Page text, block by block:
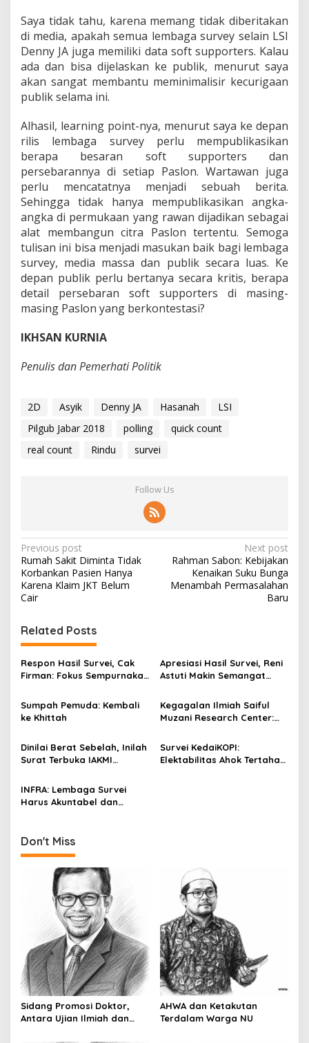
Saya tidak tahu, karena memang tidak diberitakan
di media, apakah semua lembaga survey selain LSI
Denny JA juga memiliki data soft supporters. Kalau
ada dan bisa dijelaskan ke publik, menurut saya
akan sangat membantu meminimalisir kecurigaan
publik selama ini.
Alhasil, learning point-nya, menurut saya ke depan
rilis lembaga survey perlu mempublikasikan
berapa besaran soft supporters dan
persebarannya di setiap Paslon. Wartawan juga
perlu mencatatnya menjadi sebuah berita.
Sehingga tidak hanya mempublikasikan angka-
angka di permukaan yang rawan dijadikan sebagai
alat membangun citra Paslon tertentu. Semoga
tulisan ini bisa menjadi masukan baik bagi lembaga
survey, media massa dan publik secara luas. Ke
depan publik perlu bertanya secara kritis, berapa
detail persebaran soft supporters di masing-
masing Paslon yang berkontestasi?
IKHSAN KURNIA
Penulis dan Pemerhati Politik
2D Asyik Denny JA Hasanah
LSI
Pilgub Jabar 2018
polling
quick count
real count
Rindu survei
Follow Us
P
o
s
t
n
a
v
i
g
a
t
i
o
n
Previous post
Rumah Sakit Diminta Tidak
Korbankan Pasien Hanya
Karena Klaim JKT Belum
Cair
Next post
Rahman Sabon: Kebijakan
Kenaikan Suku Bunga
Menambah Permasalahan
Baru
Related Posts
Respon Hasil Survei, Cak
Firman: Fokus Sempurnakan
Serahkan Pada Allah
Apresiasi Hasil Survei, Reni
Astuti Makin Semangat
Sumpah Pemuda: Kembali
ke Khittah
Kegagalan Ilmiah Saiful
Muzani Research Center:
Pilgub DKI
Dinilai Berat Sebelah, Inilah
Surat Terbuka IAKMI
Survei KedaiKOPI:
Elektabilitas Ahok Tertahan,
INFRA: Lembaga Survei
Harus Akuntabel dan
Don't Miss
Sidang Promosi Doktor,
Antara Ujian Ilmiah dan
AHWA dan Ketakutan
Terdalam Warga NU